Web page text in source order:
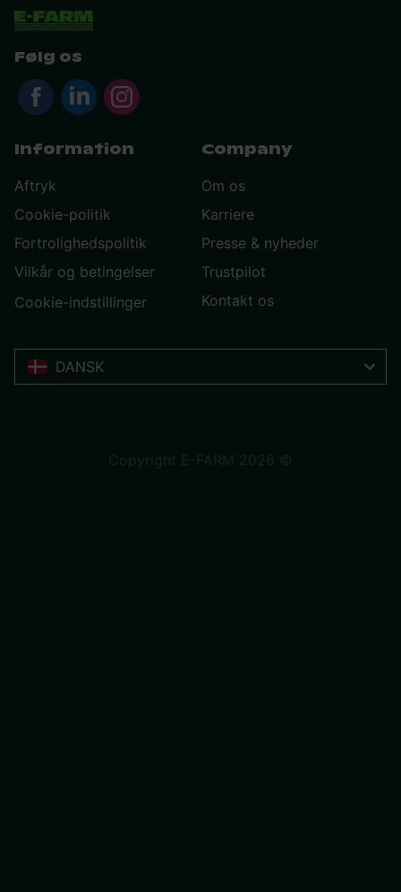
Følg os
Information
Aftryk
Cookie-politik
Fortrolighedspolitik
Vilkår og betingelser
Cookie-indstillinger
Company
Om os
Karriere
Presse & nyheder
Trustpilot
Kontakt os
DANSK